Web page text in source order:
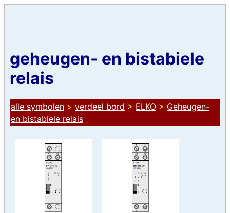
geheugen- en bistabiele
relais
alle symbolen > verdeel bord > ELKO > Geheugen-
en bistabiele relais